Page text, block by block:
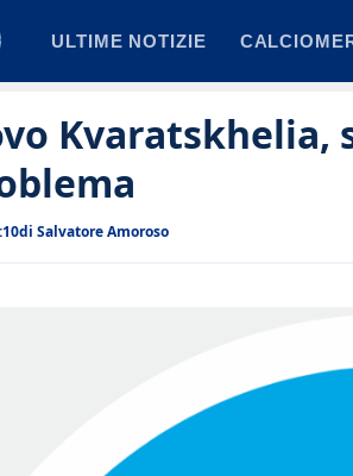
ULTIME NOTIZIE
Kvaratskhelia,
di Salvatore Amoroso